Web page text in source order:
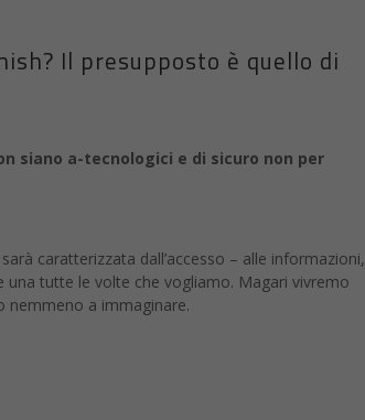
Il presupposto è quello di
siano a-tecnologici e di sicuro non per
caratterizzata dall’accesso – alle informazioni,
tutte le volte che vogliamo. Magari vivremo
nemmeno a immaginare.